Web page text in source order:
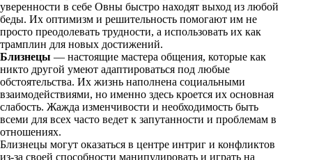
i
уверенности в себе Овны быстро находят выход из любой
беды. Их оптимизм и решительность помогают им не
просто преодолевать трудности, а использовать их как
трамплин для новых достижений.
Близнецы — настоящие мастера общения, которые как
никто другой умеют адаптироваться под любые
обстоятельства. Их жизнь наполнена социальными
взаимодействиями, но именно здесь кроется их основная
слабость. Жажда изменчивости и необходимость быть
всеми для всех часто ведет к запутанности и проблемам в
отношениях.
Близнецы могут оказаться в центре интриг и конфликтов
из-за своей способности манипулировать и играть на